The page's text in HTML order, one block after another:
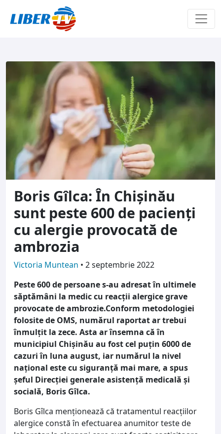
Boris Gîlca: În Chișinău
sunt peste 600 de pacienți
cu alergie provocată de
ambrozia
Victoria Muntean • 2 septembrie 2022
Peste 600 de persoane s-au adresat în ultimele
săptămâni la medic cu reacții alergice grave
provocate de ambrozie.Conform metodologiei
folosite de OMS, numărul raportat ar trebui
înmulțit la zece. Asta ar însemna că în
municipiul Chișinău au fost cel puțin 6000 de
cazuri în luna august, iar numărul la nivel
național este cu siguranță mai mare, a spus
șeful Direcției generale asistență medicală și
socială, Boris Gîlca.
Boris Gîlca menționează că tratamentul reacțiilor
alergice constă în efectuarea anumitor teste de